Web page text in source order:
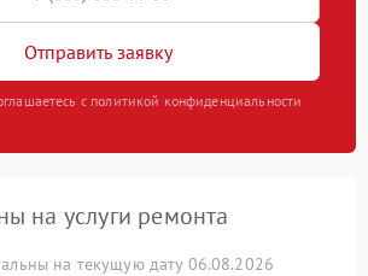
Отправить заявку
с политикой конфиденциальности
на услуги ремонта
на текущую дату 06.08.2026